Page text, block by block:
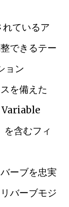
ているア
できるテー
ョン
を備えた
Variable
含むフィ
ーブを忠実
バーブモジ